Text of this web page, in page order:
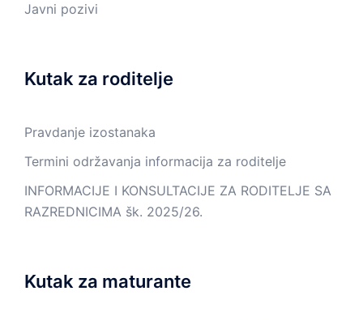
Javni pozivi
Kutak za roditelje
Pravdanje izostanaka
Termini održavanja informacija za roditelje
INFORMACIJE I KONSULTACIJE ZA RODITELJE SA
RAZREDNICIMA šk. 2025/26.
Kutak za maturante